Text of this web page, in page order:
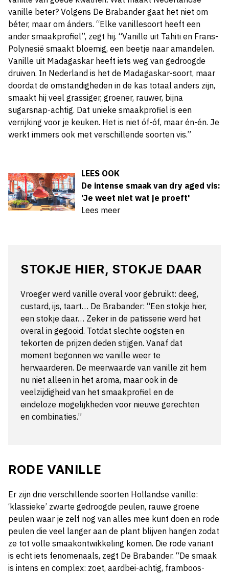
vanille beter? Volgens De Brabander gaat het niet om
béter, maar om ánders. “Elke vanillesoort heeft een
ander smaakprofiel”, zegt hij. “Vanille uit Tahiti en Frans-
Polynesië smaakt bloemig, een beetje naar amandelen.
Vanille uit Madagaskar heeft iets weg van gedroogde
druiven. In Nederland is het de Madagaskar-soort, maar
doordat de omstandigheden in de kas totaal anders zijn,
smaakt hij veel grassiger, groener, rauwer, bijna
sugarsnap-achtig. Dat unieke smaakprofiel is een
verrijking voor je keuken. Het is niet óf-óf, maar én-én. Je
werkt immers ook met verschillende soorten vis.”
LEES OOK
De intense smaak van dry aged vis:
'Je weet niet wat je proeft'
Lees meer
STOKJE HIER, STOKJE DAAR
Vroeger werd vanille overal voor gebruikt: deeg,
custard, ijs, taart… De Brabander: “Een stokje hier,
een stokje daar… Zeker in de patisserie werd het
overal in gegooid. Totdat slechte oogsten en
tekorten de prijzen deden stijgen. Vanaf dat
moment begonnen we vanille weer te
herwaarderen. De meerwaarde van vanille zit hem
nu niet alleen in het aroma, maar ook in de
veelzijdigheid van het smaakprofiel en de
eindeloze mogelijkheden voor nieuwe gerechten
en combinaties.”
RODE VANILLE
Er zijn drie verschillende soorten Hollandse vanille:
‘klassieke’ zwarte gedroogde peulen, rauwe groene
peulen waar je zelf nog van alles mee kunt doen en rode
peulen die veel langer aan de plant blijven hangen zodat
ze tot volle smaakontwikkeling komen. Die rode variant
is echt iets fenomenaals, zegt De Brabander. “De smaak
is intens en complex: zoet, aardbei-achtig, framboos-